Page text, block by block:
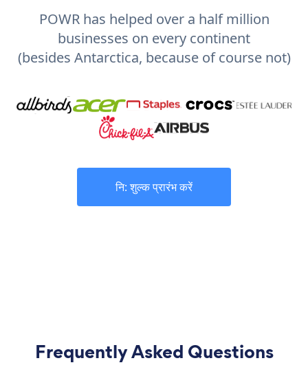
POWR has helped over a half million
businesses on every continent
(besides Antarctica, because of course not)
नि: शुल्क प्रारंभ करें
Frequently Asked Questions